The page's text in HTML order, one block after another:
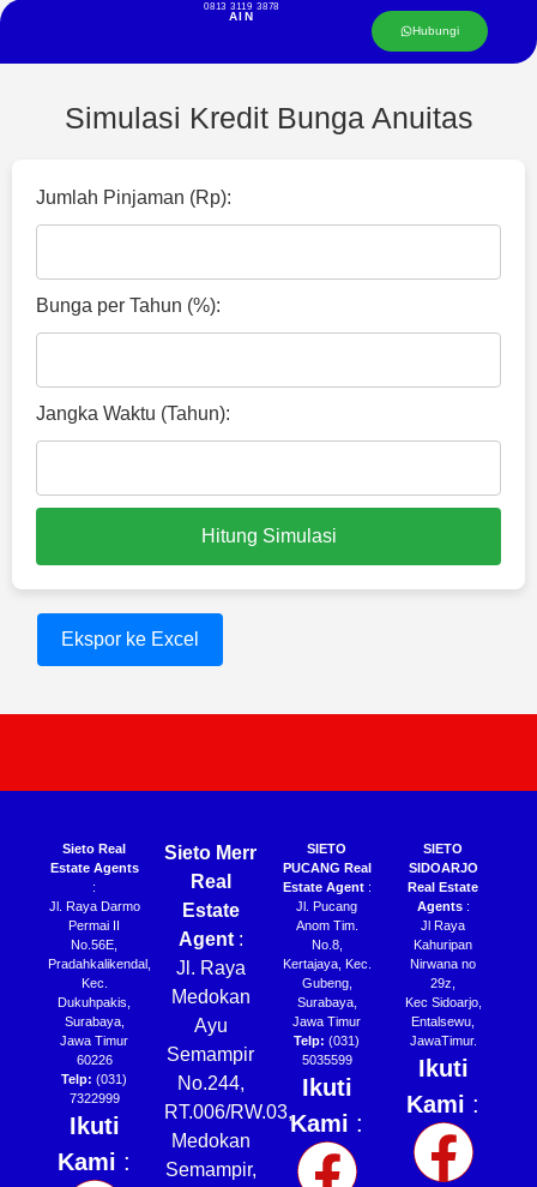
AIN
0813 3119 3878
Hubungi
Simulasi Kredit Bunga Anuitas
Jumlah Pinjaman (Rp):
Bunga per Tahun (%):
Jangka Waktu (Tahun):
Hitung Simulasi
Ekspor ke Excel
Sieto Real
Estate Agents
:
Jl. Raya Darmo
Permai II
No.56E,
Pradahkalikendal,
Kec.
Dukuhpakis,
Surabaya,
Jawa Timur
60226
Telp: (031)
7322999
Ikuti
Kami :
Sieto Merr
Real
Estate
Agent:
Jl. Raya
Medokan
Ayu
Semampir
No.244,
RT.006/RW.03,
Medokan
Semampir,
SIETO
PUCANG Real
Estate Agent:
Jl. Pucang
Anom Tim.
No.8,
Kertajaya, Kec.
Gubeng,
Surabaya,
Jawa Timur
Telp: (031)
5035599
Ikuti
Kami :
SIETO
SIDOARJO
Real Estate
Agents:
Jl Raya
Kahuripan
Nirwana no
29z,
Kec Sidoarjo,
Entalsewu,
JawaTimur.
Ikuti
Kami :